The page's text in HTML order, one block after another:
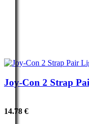
Joy-Con 2 Strap
14.78 €